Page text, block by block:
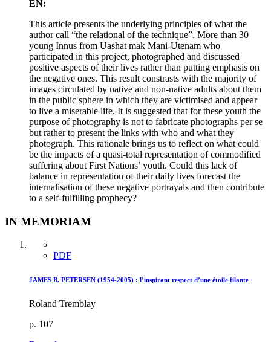
EN:
This article presents the underlying principles of what the
author call “the relational of the technique”. More than 30
young Innus from Uashat mak Mani-Utenam who
participated in this project, photographed and discussed
positive aspects of their lives rather than putting emphasis on
the negative ones. This result constrasts with the majority of
images circulated by native and non-native adults about them
in the public sphere in which they are victimised and appear
to live a miserable life. It is suggested that for these youth the
purpose of photography is not to fabricate photographs per se
but rather to present the links with who and what they
photograph. This rationale brings us to reflect on what could
be the impacts of a quasi-total representation of commodified
suffering about First Nations’ youth. Could this lack of
balance in representation of their daily lives forecast the
internalisation of these negative portrayals and then contribute
to a self-fulfilling prophecy?
IN MEMORIAM
PDF
JAMES B. PETERSEN (1954-2005) : l’inspirant respect d’une étoile filante
Roland Tremblay
p. 107